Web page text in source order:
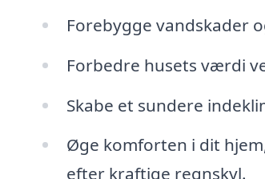
Forebygge vandskader
Forbedre husets værdi
Skabe et sundere
Øge komforten i dit
efter kraftige regnskyl.